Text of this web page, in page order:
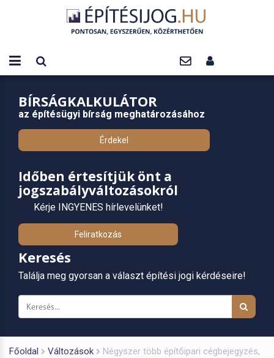
BÍRSÁGKALKULÁTOR
az építésügyi bírság meghatározásához
Érdekel
Időben értesítjük önt a
jogszabályváltozásokról
Kérje INGYENES hírlevelünket!
Feliratkozás
Keresés
Találja meg gyorsan a választ építési jogi kérdéseire!
Főoldal Változások
Négyszer több építőipari cégbejegyzés,